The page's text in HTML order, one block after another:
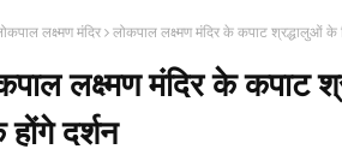
लक्ष्मण मंदिर लोकपाल लक्ष्मण मंदिर के कपाट श्रद्धालुओं के
लक्ष्मण मंदिर के कपाट
दर्शन